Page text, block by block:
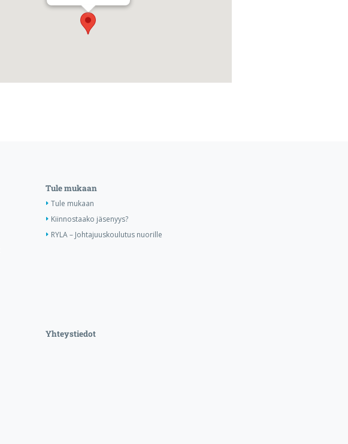
Tule mukaan
Tule mukaan
Kiinnostaako jäsenyys?
RYLA – Johtajuuskoulutus nuorille
Yhteystiedot